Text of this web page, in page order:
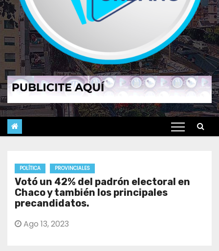
POLÍTICA PROVINCIALES
Votó un 42% del padrón electoral en
Chaco y también los principales
precandidatos.
Ago 13, 2023